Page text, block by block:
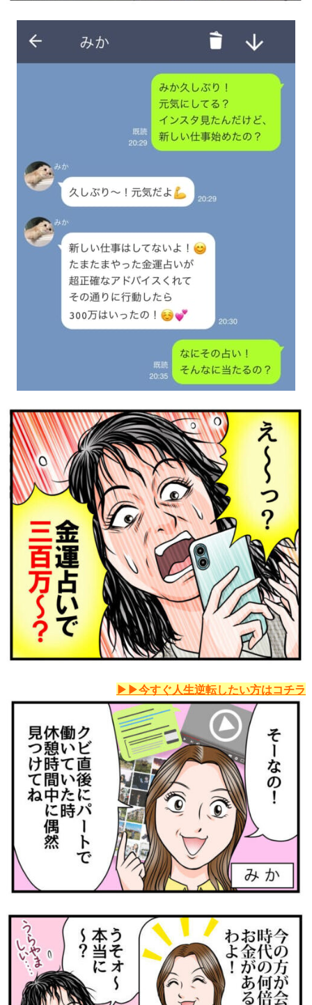
▶▶今すぐ人生逆転したい方はコチラ